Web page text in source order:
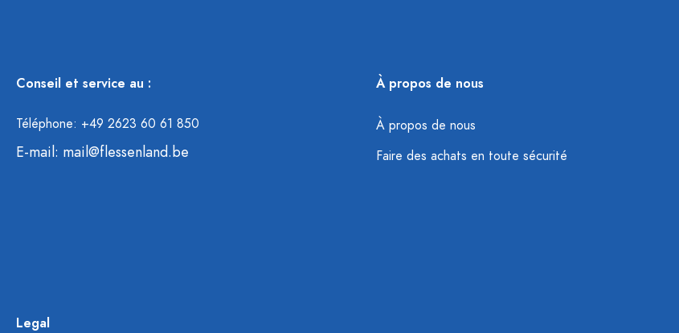
Conseil et service au :
Téléphone: +49 2623 60 61 850
E-mail: mail@flessenland.be
À propos de nous
À propos de nous
Faire des achats en toute sécurité
Legal